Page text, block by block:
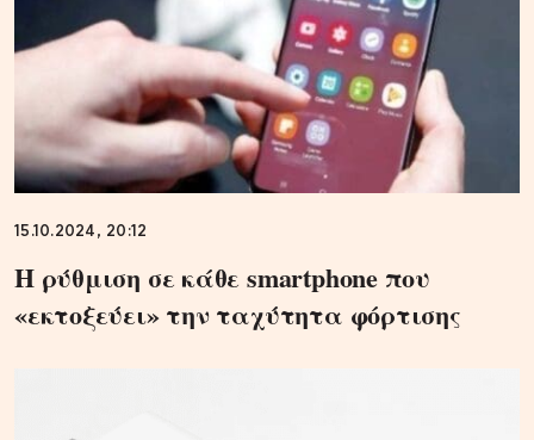
15.10.2024, 20:12
Η ρύθμιση σε κάθε smartphone που
«εκτοξεύει» την ταχύτητα φόρτισης